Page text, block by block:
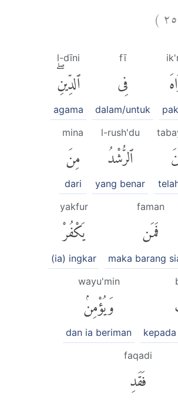
)
fī
فِى
dalam/untuk
l-dīni
ٱلدِّينِۖ
agama
l-rush'du
ٱلرُّشْدُ
yang benar
mina
مِنَ
dari
faman
فَمَن
maka barang
yakfur
يَكْفُرْ
(ia) ingkar
wayu'min
وَيُؤْمِنۢ
dan ia beriman
faqadi
فَقَدِ